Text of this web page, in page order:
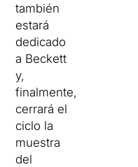
también
estará
dedicado
a Beckett
y,
finalmente,
cerrará el
ciclo la
muestra
del